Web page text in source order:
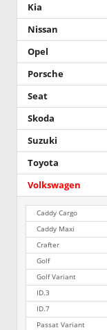
Kia
Nissan
Opel
Porsche
Seat
Skoda
Suzuki
Toyota
Volkswagen
Caddy Cargo
Caddy Maxi
Crafter
Golf
Golf Variant
ID.3
ID.7
Passat Variant